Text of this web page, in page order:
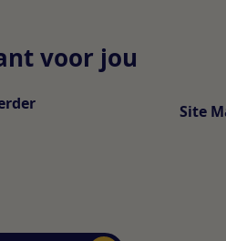
voor jou
Site